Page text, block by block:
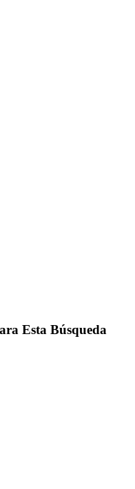
Esta Búsqueda